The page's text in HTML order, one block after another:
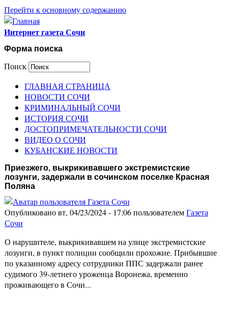
Перейти к основному содержанию
Интернет газета Сочи
Форма поиска
Поиск
ГЛАВНАЯ СТРАНИЦА
НОВОСТИ СОЧИ
КРИМИНАЛЬНЫЙ СОЧИ
ИСТОРИЯ СОЧИ
ДОСТОПРИМЕЧАТЕЛЬНОСТИ СОЧИ
ВИДЕО О СОЧИ
КУБАНСКИЕ НОВОСТИ
Приезжего, выкрикивавшего экстремистские
лозунги, задержали в сочинском поселке Красная
Поляна
Опубликовано вт, 04/23/2024 - 17:06 пользователемГазета
Сочи
О нарушителе, выкрикивавшем на улице экстремистские
лозунги, в пункт полиции сообщили прохожие. Прибывшие
по указанному адресу сотрудники ППС задержали ранее
судимого 39-летнего уроженца Воронежа, временно
проживающего в Сочи...